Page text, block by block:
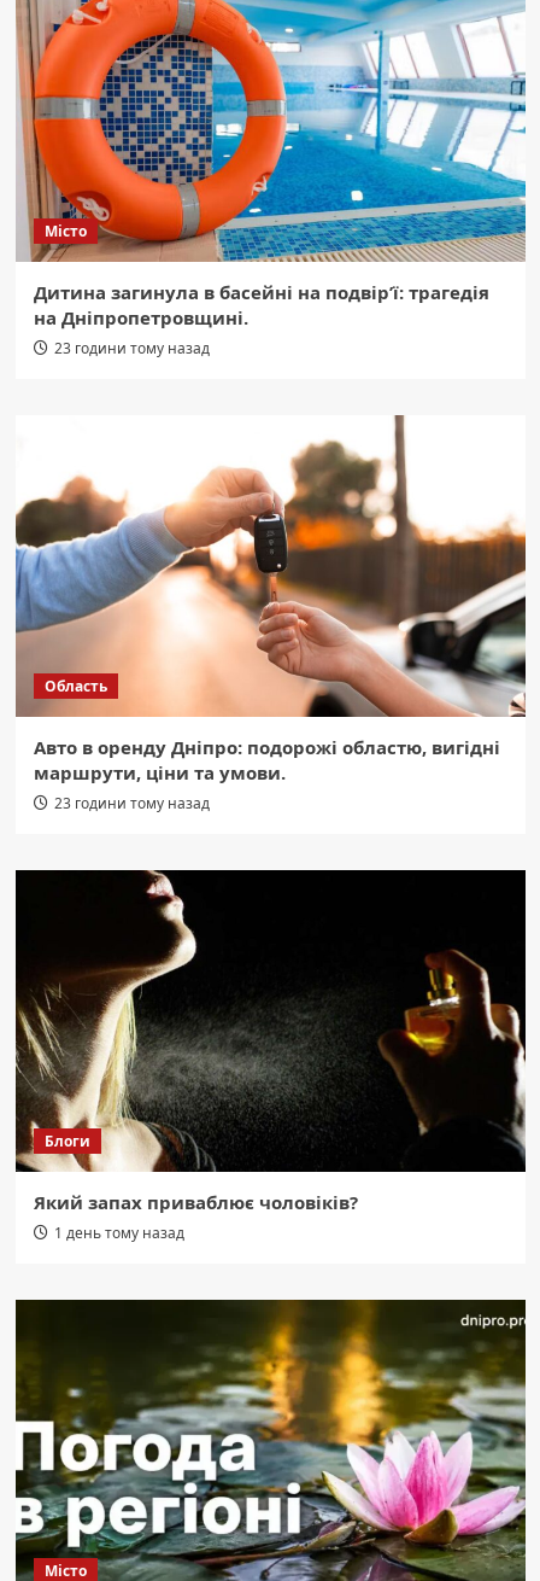
Місто
Дитина загинула в басейні на подвір’ї: трагедія
на Дніпропетровщині.
23 години тому назад
Область
Авто в оренду Дніпро: подорожі областю, вигідні
маршрути, ціни та умови.
23 години тому назад
Блоги
Який запах приваблює чоловіків?
1 день тому назад
Місто